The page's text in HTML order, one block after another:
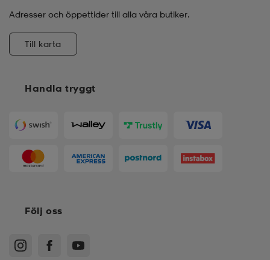
Handla tryggt
Adresser och öppettider till alla våra butiker.
Till karta
Följ oss